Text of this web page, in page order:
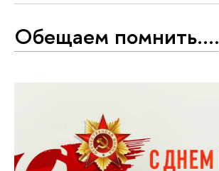
Обещаем помнить....